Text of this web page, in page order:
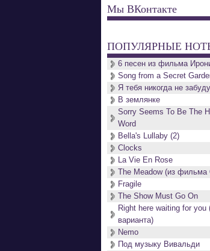
Мы ВКонтакте
ПОПУЛЯРНЫЕ
6 песен из фильма
Song from a Secret
Я тебя никогда не забуду
В землянке
Sorry Seems To Be The
Word
Bella's Lullaby (2)
Clocks
La Vie En Rose
The Meadow (из фильма
Fragile
The Show Must Go On
Right here waiting for you
варианта)
Nemo
Под музыку Вивальди